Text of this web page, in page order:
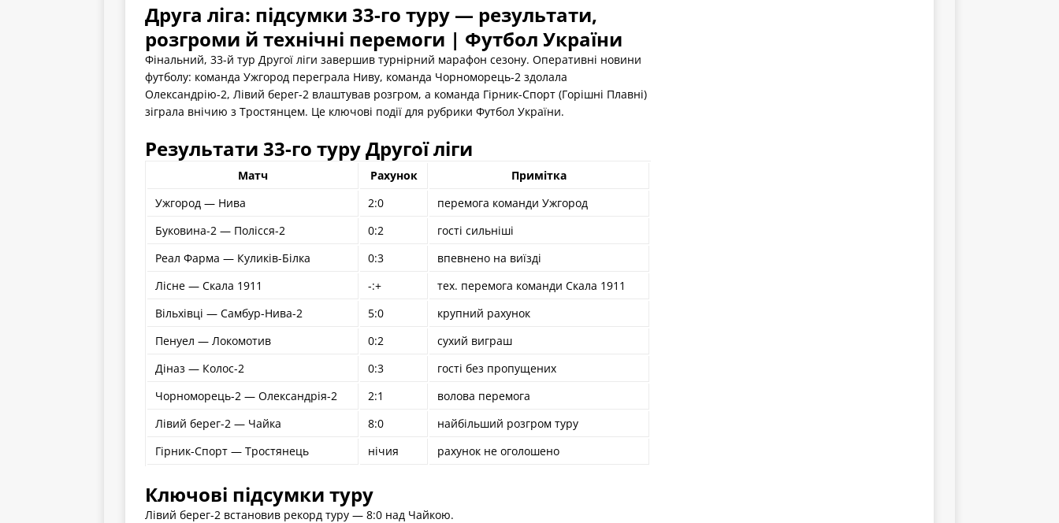
Друга ліга: підсумки 33-го туру — результати,
розгроми й технічні перемоги | Футбол України
Фінальний, 33-й тур Другої ліги завершив турнірний марафон сезону. Оперативні новини
футболу: команда Ужгород переграла Ниву, команда Чорноморець-2 здолала
Олександрію-2, Лівий берег-2 влаштував розгром, а команда Гірник-Спорт (Горішні Плавні)
зіграла внічию з Тростянцем. Це ключові події для рубрики Футбол України.
Результати 33-го туру Другої ліги
Матч Рахунок
Примітка
Ужгород — Нива
2:0
перемога команди Ужгород
Буковина-2 — Полісся-2
0:2
гості сильніші
Реал Фарма — Куликів-Білка
0:3
впевнено на виїзді
Лісне — Скала 1911
-:+
тех. перемога команди Скала 1911
Вільхівці — Самбур-Нива-2
5:0
крупний рахунок
Пенуел — Локомотив
0:2
сухий виграш
Діназ — Колос-2
0:3
гості без пропущених
Чорноморець-2 — Олександрія-2
2:1
волова перемога
Лівий берег-2 — Чайка
8:0
найбільший розгром туру
Гірник-Спорт — Тростянець
нічия рахунок не оголошено
Ключові підсумки туру
Лівий берег-2 встановив рекорд туру — 8:0 над Чайкою.